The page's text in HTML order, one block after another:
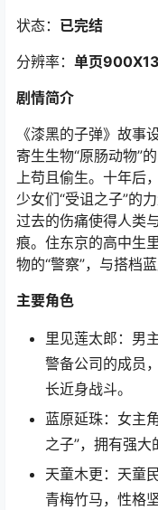
状态： 已完结
分辨率： 单页
剧情简介
《漆黑的子弹》故事
寄生生物“原肠动物”
上苟且偷生。十年后
少女们“受诅之子”的
过去的伤痛使得人类
痕。住东京的高中生
物的“警察”，与搭档
主要角色
里见莲太郎：男
警备公司的成员
长近身战斗。
蓝原延珠：女主
之子”，拥有强大
天童木更：天童
青梅竹马，性格